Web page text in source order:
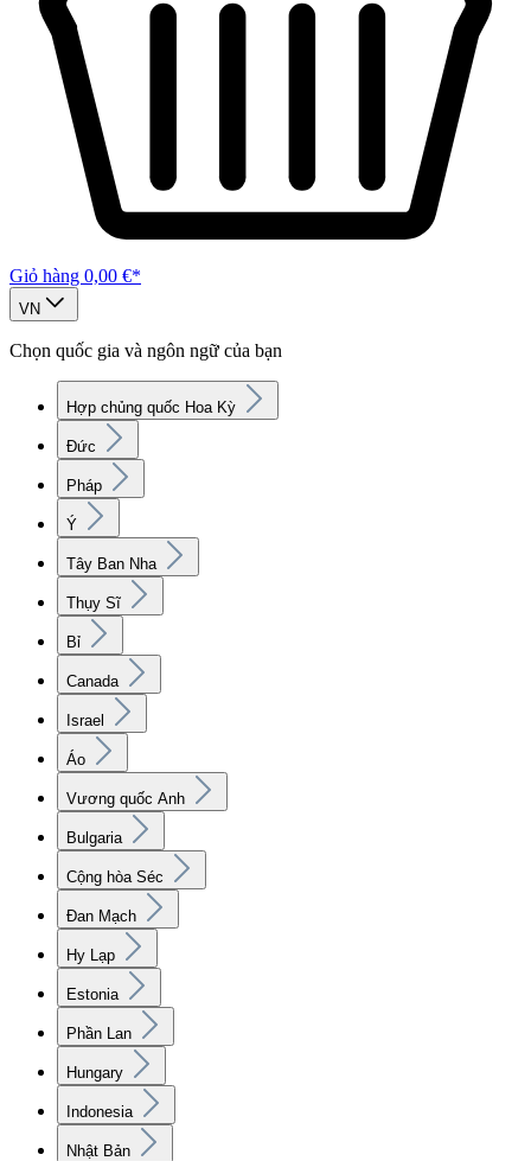
Giỏ hàng 0,00 €*
VN
Chọn quốc gia và ngôn ngữ của bạn
Hợp chủng quốc Hoa Kỳ
Đức
Pháp
Ý
Tây Ban Nha
Thụy Sĩ
Bỉ
Canada
Israel
Áo
Vương quốc Anh
Bulgaria
Cộng hòa Séc
Đan Mạch
Hy Lạp
Estonia
Phần Lan
Hungary
Indonesia
Nhật Bản